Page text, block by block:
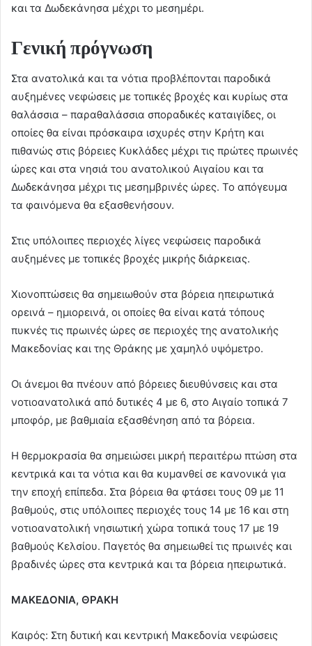
και τα Δωδεκάνησα μέχρι το μεσημέρι.
Γενική πρόγνωση
Στα ανατολικά και τα νότια προβλέπονται παροδικά
αυξημένες νεφώσεις με τοπικές βροχές και κυρίως στα
θαλάσσια – παραθαλάσσια σποραδικές καταιγίδες, οι
οποίες θα είναι πρόσκαιρα ισχυρές στην Κρήτη και
πιθανώς στις βόρειες Κυκλάδες μέχρι τις πρώτες πρωινές
ώρες και στα νησιά του ανατολικού Αιγαίου και τα
Δωδεκάνησα μέχρι τις μεσημβρινές ώρες. Το απόγευμα
τα φαινόμενα θα εξασθενήσουν.
Στις υπόλοιπες περιοχές λίγες νεφώσεις παροδικά
αυξημένες με τοπικές βροχές μικρής διάρκειας.
Χιονοπτώσεις θα σημειωθούν στα βόρεια ηπειρωτικά
ορεινά – ημιορεινά, οι οποίες θα είναι κατά τόπους
πυκνές τις πρωινές ώρες σε περιοχές της ανατολικής
Μακεδονίας και της Θράκης με χαμηλό υψόμετρο.
Οι άνεμοι θα πνέουν από βόρειες διευθύνσεις και στα
νοτιοανατολικά από δυτικές 4 με 6, στο Αιγαίο τοπικά 7
μποφόρ, με βαθμιαία εξασθένηση από τα βόρεια.
Η θερμοκρασία θα σημειώσει μικρή περαιτέρω πτώση στα
κεντρικά και τα νότια και θα κυμανθεί σε κανονικά για
την εποχή επίπεδα. Στα βόρεια θα φτάσει τους 09 με 11
βαθμούς, στις υπόλοιπες περιοχές τους 14 με 16 και στη
νοτιοανατολική νησιωτική χώρα τοπικά τους 17 με 19
βαθμούς Κελσίου. Παγετός θα σημειωθεί τις πρωινές και
βραδινές ώρες στα κεντρικά και τα βόρεια ηπειρωτικά.
ΜΑΚΕΔΟΝΙΑ, ΘΡΑΚΗ
Καιρός: Στη δυτική και κεντρική Μακεδονία νεφώσεις